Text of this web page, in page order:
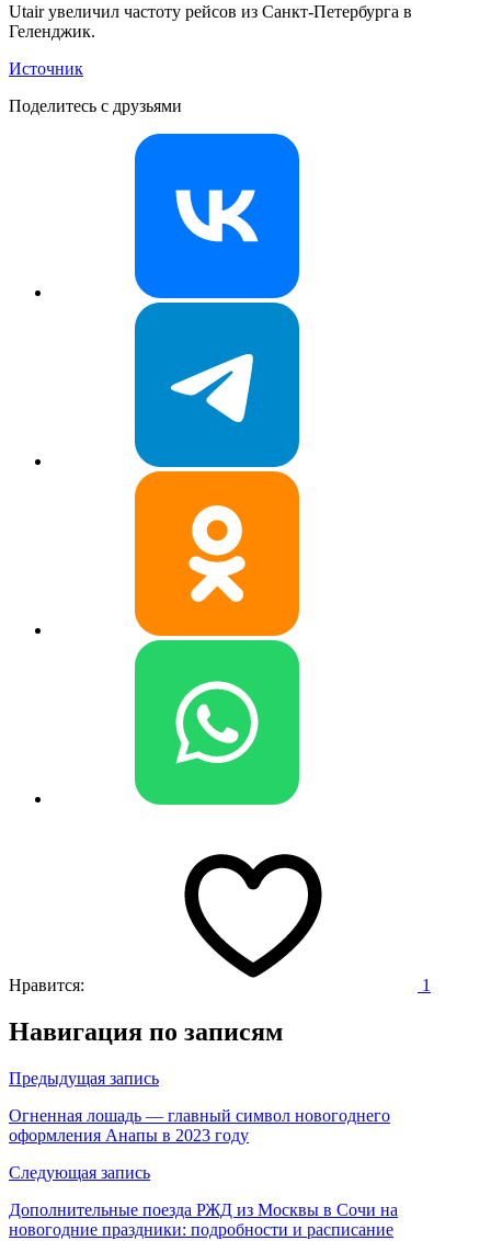
Utair увеличил частоту рейсов из Санкт-Петербурга в
Геленджик.
Источник
Поделитесь с друзьями
Нравится: 1
Навигация по записям
Предыдущая запись
Огненная лошадь — главный символ новогоднего
оформления Анапы в 2023 году
Следующая запись
Дополнительные поезда РЖД из Москвы в Сочи на
новогодние праздники: подробности и расписание